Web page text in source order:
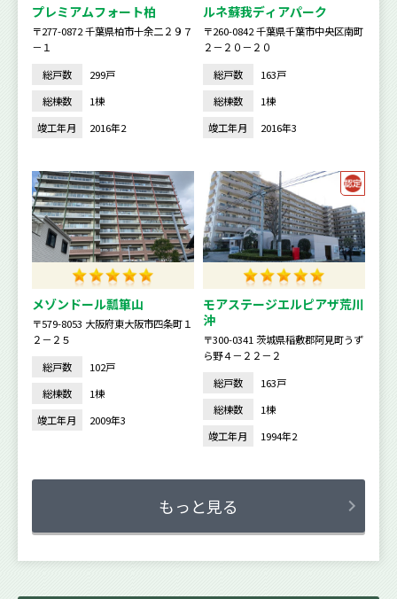
プレミアムフォート柏
〒277-0872 千葉県柏市十余二２９７
－１
総戸数
299戸
総棟数
1棟
竣工年月
2016年2
ルネ蘇我ディアパーク
〒260-0842 千葉県千葉市中央区南町
２－２０－２０
総戸数
163戸
総棟数
1棟
竣工年月
2016年3
メゾンドール瓢箪山
〒579-8053 大阪府東大阪市四条町１
２－２５
総戸数
102戸
総棟数
1棟
竣工年月
2009年3
モアステージエルピアザ荒川
沖
〒300-0341 茨城県稲敷郡阿見町うず
ら野４－２２－２
総戸数
163戸
総棟数
1棟
竣工年月
1994年2
もっと見る